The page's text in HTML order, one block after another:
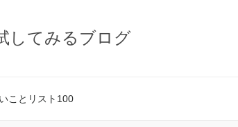
してみるブログ
ことリスト100